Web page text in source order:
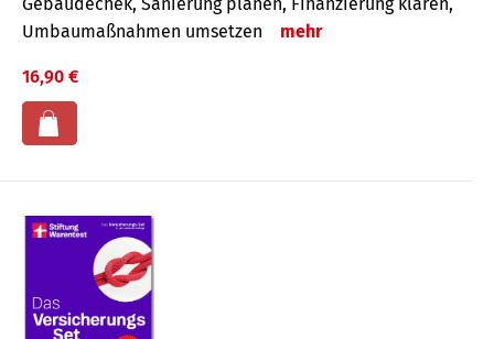
Umbaumaßnahmen umsetzen
mehr
16,90 €